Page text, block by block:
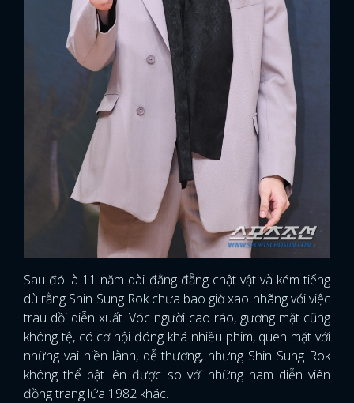
Sau đó là 11 năm dài đằng đẵng chật vật và kém tiếng
dù rằng Shin Sung Rok chưa bao giờ xao nhãng với việc
trau dồi diễn xuất. Vóc người cao ráo, gương mặt cũng
không tệ, có cơ hội đóng khá nhiều phim, quen mặt với
những vai hiền lành, dễ thương, nhưng Shin Sung Rok
không thể bật lên được so với những nam diễn viên
đồng trang lứa 1982 khác.